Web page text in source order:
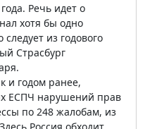
Речь идет о
хотя бы одно
из годового
Страсбург
и годом ранее,
ЕСПЧ нарушений прав
по 248 жалобам, из